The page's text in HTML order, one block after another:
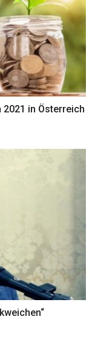
in Österreich